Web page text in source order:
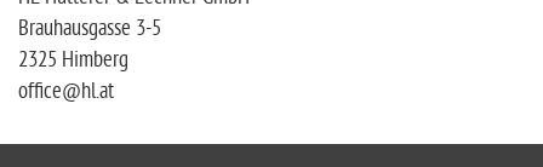
Brauhausgasse 3-5
2325 Himberg
office@hl.at